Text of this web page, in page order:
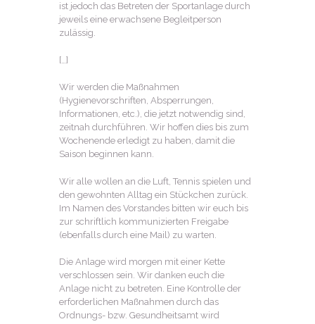
ist jedoch das Betreten der Sportanlage durch
jeweils eine erwachsene Begleitperson
zulässig.
[…]
Wir werden die Maßnahmen
(Hygienevorschriften, Absperrungen,
Informationen, etc.), die jetzt notwendig sind,
zeitnah durchführen. Wir hoffen dies bis zum
Wochenende erledigt zu haben, damit die
Saison beginnen kann.
Wir alle wollen an die Luft, Tennis spielen und
den gewohnten Alltag ein Stückchen zurück.
Im Namen des Vorstandes bitten wir euch bis
zur schriftlich kommunizierten Freigabe
(ebenfalls durch eine Mail) zu warten.
Die Anlage wird morgen mit einer Kette
verschlossen sein. Wir danken euch die
Anlage nicht zu betreten. Eine Kontrolle der
erforderlichen Maßnahmen durch das
Ordnungs- bzw. Gesundheitsamt wird